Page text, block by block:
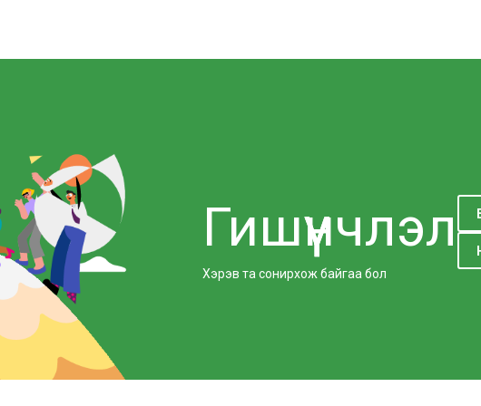
Гишүүнчлэл
Хэрэв та сонирхож байгаа бол